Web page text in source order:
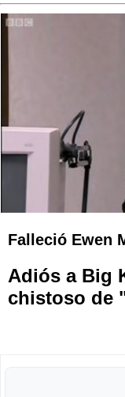
Falleció Ewen
Adiós a Big
chistoso de